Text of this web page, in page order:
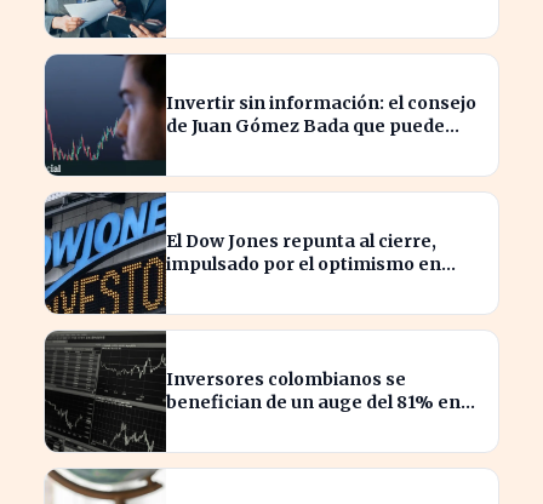
Invertir sin información: el consejo
de Juan Gómez Bada que puede
El Dow Jones repunta al cierre,
impulsado por el optimismo en
Inversores colombianos se
benefician de un auge del 81% en